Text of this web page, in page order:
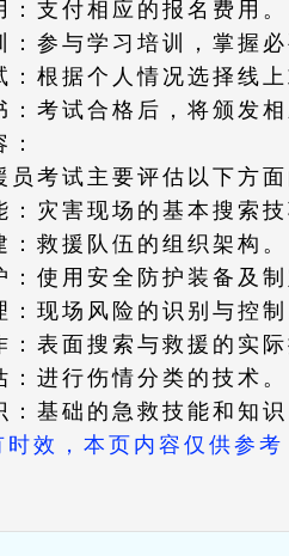
：支付相应的报名费用。
：参与学习培训，掌握必
：根据个人情况选择线上
：考试合格后，将颁发
员考试主要评估以下方面
：灾害现场的基本搜索技
：救援队伍的组织架构。
：使用安全防护装备及制
：现场风险的识别与控制
：表面搜索与救援的实际
：进行伤情分类的技术。
：基础的急救技能和知识
效，本页内容仅供参考